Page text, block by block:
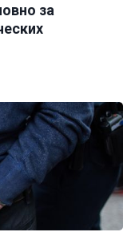
за